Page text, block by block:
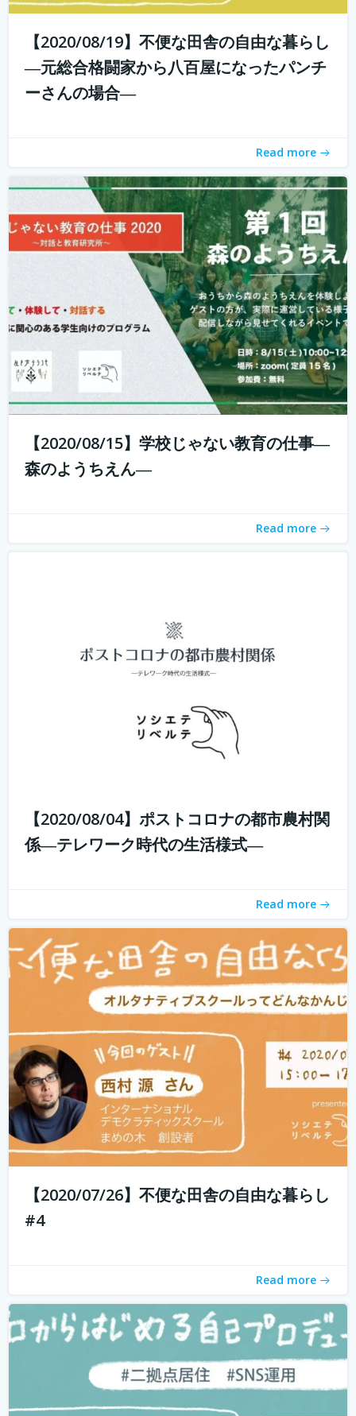
【2020/08/19】不便な田舎の自由な暮らし
―元総合格闘家から八百屋になったパンチ
ーさんの場合―
Read more
こんにちは！ 学校じゃない教育の仕事プロジェクトの米田
と言います。 学校じゃない教育の仕事プロジェクト 今読ん
でいただいているあなたは、学校じゃない教育の仕事に興
味がありますか？ 子どもを対象とした仕事をしたいけど、
【2020/08/15】学校じゃない教育の仕事―
森のようちえん―
Read more
新型コロナウィルスの拡大に収束が見えない中、私たちは
す。 企業ではテレワークが進み、大学の授業もオンライン
化。これまでインターネットは場所を選ばないと言われつ
【2020/08/04】ポストコロナの都市農村関
係―テレワーク時代の生活様式―
Read more
判断し、そして決断できるようになって欲しい。 好きなこ
とを見つけたら、とことんまで没頭できる時間と環境を与
えてあげたい。 そして何よりも...続きを読む
【2020/07/26】不便な田舎の自由な暮らし
#4
Read more
現代社会では「個人の時代」と言われ、SNSを通じて誰で
もコスト0円で自己発信できるようになってきました。 し
わからないと感じている方も多いのではないでしょうか？